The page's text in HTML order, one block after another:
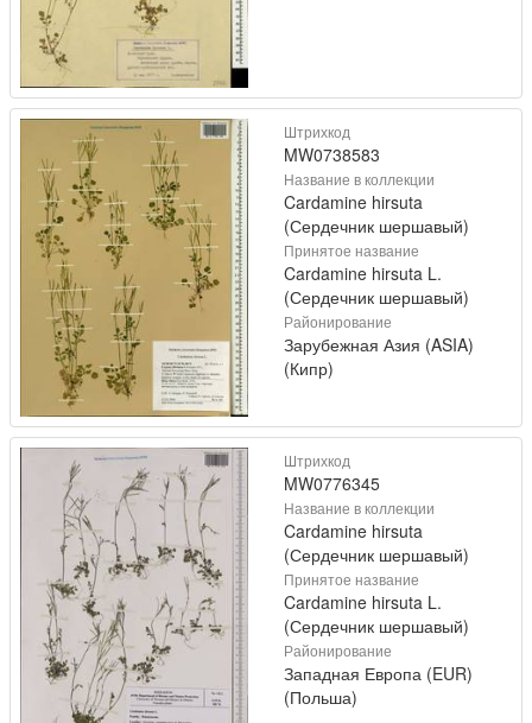
Штрихкод
MW0738583
Название в коллекции
Cardamine hirsuta
(Сердечник шершавый)
Принятое название
Cardamine hirsuta L.
(Сердечник шершавый)
Районирование
Зарубежная Азия (ASIA)
(Кипр)
Штрихкод
MW0776345
Название в коллекции
Cardamine hirsuta
(Сердечник шершавый)
Принятое название
Cardamine hirsuta L.
(Сердечник шершавый)
Районирование
Западная Европа (EUR)
(Польша)